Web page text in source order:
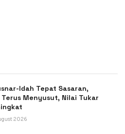
Idah Tepat Sasaran,
Terus Menyusut, Nilai Tukar
2026